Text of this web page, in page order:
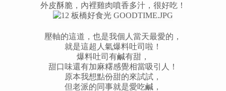
外皮酥脆，內裡雞肉噴香多汁，很好吃！
壓軸的這道，也是我個人當天最愛的，
就是這超人氣爆料吐司啦！
爆料吐司有鹹有甜，
甜口味還有加麻糬感覺相當吸引人！
原本我想點份甜的來試試，
但老派的同事就是愛吃鹹，